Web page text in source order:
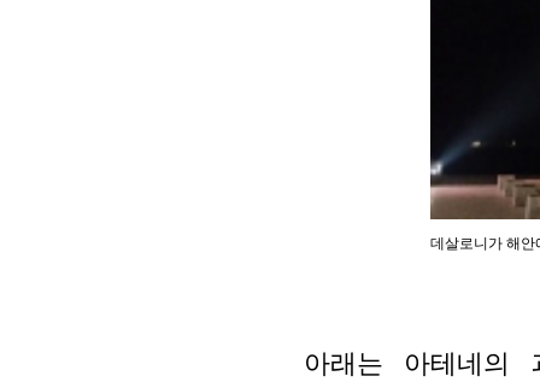
데살로니가 해안
아래는 아테네의